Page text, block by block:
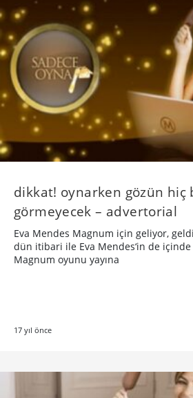
dikkat! oynarken gözün hiç
görmeyecek – advertorial
Eva Mendes Magnum için geliyor,
dün itibari ile Eva Mendes‘in de
Magnum oyunu yayına
17 yıl önce